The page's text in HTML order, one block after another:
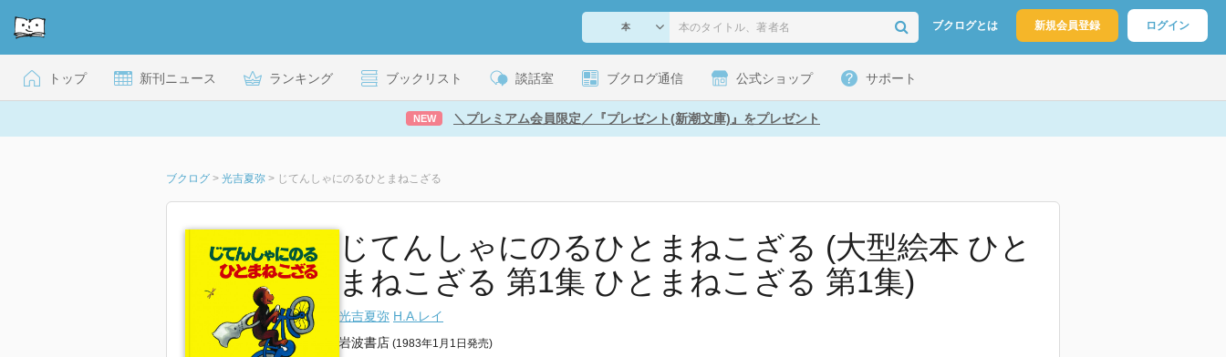
ブクログとは 新規会員登録 ログイン
トップ 新刊ニュース ランキング ブックリスト 談話室 ブクログ通信 公式ショップ サポート
NEW ＼プレミアム会員限定／『プレゼント(新潮文庫)』をプレゼント
ブクログ > 光吉夏弥 > じてんしゃにのるひとまねこざる
じてんしゃにのるひとまねこざる (大型絵本 ひと
まねこざる 第1集 ひとまねこざる 第1集)
光吉夏弥 H.A.レイ
岩波書店 (1983年1月1日発売)